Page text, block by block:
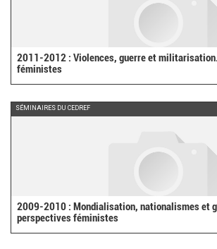
2011-2012 : Violences, guerre et
féministes
SÉMINAIRES DU CEDREF
2009-2010 : Mondialisation, nationalismes et
perspectives féministes